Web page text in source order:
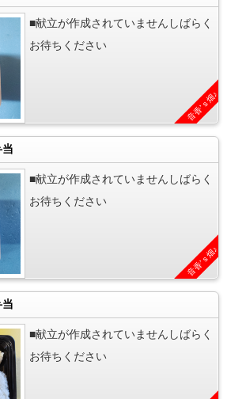
■献立が作成されていませんしばらく
お待ちください
音香’ｓ畑♪
当
■献立が作成されていませんしばらく
お待ちください
音香’ｓ畑♪
当
■献立が作成されていませんしばらく
お待ちください